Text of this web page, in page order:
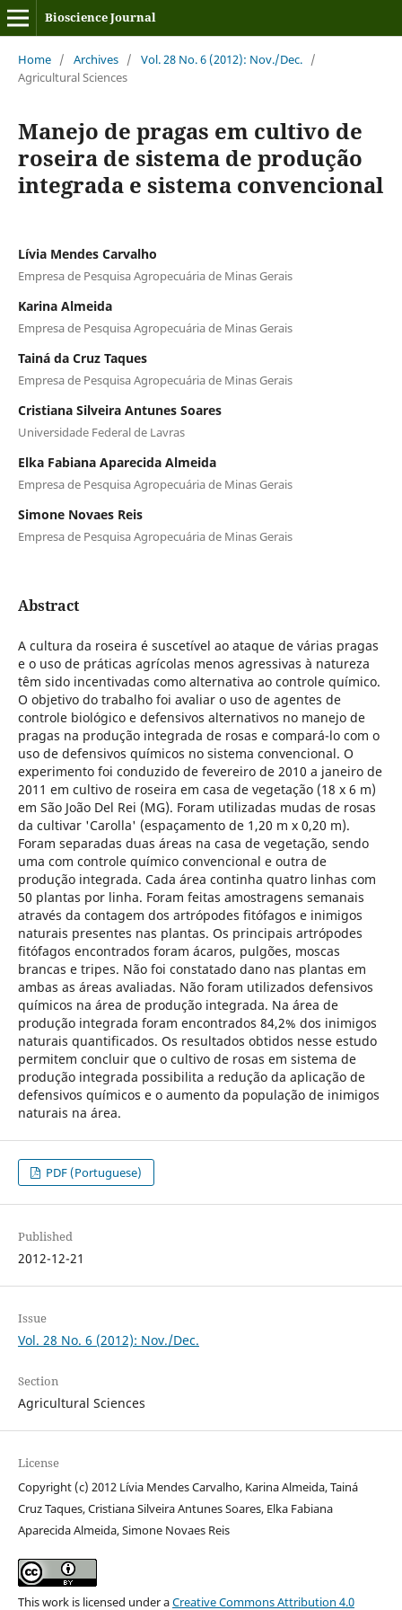
Bioscience Journal
Home / Archives / Vol. 28 No. 6 (2012): Nov./Dec. /
Agricultural Sciences
Manejo de pragas em cultivo de
roseira de sistema de produção
integrada e sistema convencional
Lívia Mendes Carvalho
Empresa de Pesquisa Agropecuária de Minas Gerais
Karina Almeida
Empresa de Pesquisa Agropecuária de Minas Gerais
Tainá da Cruz Taques
Empresa de Pesquisa Agropecuária de Minas Gerais
Cristiana Silveira Antunes Soares
Universidade Federal de Lavras
Elka Fabiana Aparecida Almeida
Empresa de Pesquisa Agropecuária de Minas Gerais
Simone Novaes Reis
Empresa de Pesquisa Agropecuária de Minas Gerais
Abstract
A cultura da roseira é suscetível ao ataque de várias pragas
e o uso de práticas agrícolas menos agressivas à natureza
têm sido incentivadas como alternativa ao controle químico.
O objetivo do trabalho foi avaliar o uso de agentes de
controle biológico e defensivos alternativos no manejo de
pragas na produção integrada de rosas e compará-lo com o
uso de defensivos químicos no sistema convencional. O
experimento foi conduzido de fevereiro de 2010 a janeiro de
2011 em cultivo de roseira em casa de vegetação (18 x 6 m)
em São João Del Rei (MG). Foram utilizadas mudas de rosas
da cultivar 'Carolla' (espaçamento de 1,20 m x 0,20 m).
Foram separadas duas áreas na casa de vegetação, sendo
uma com controle químico convencional e outra de
produção integrada. Cada área continha quatro linhas com
50 plantas por linha. Foram feitas amostragens semanais
através da contagem dos artrópodes fitófagos e inimigos
naturais presentes nas plantas. Os principais artrópodes
fitófagos encontrados foram ácaros, pulgões, moscas
brancas e tripes. Não foi constatado dano nas plantas em
ambas as áreas avaliadas. Não foram utilizados defensivos
químicos na área de produção integrada. Na área de
produção integrada foram encontrados 84,2% dos inimigos
naturais quantificados. Os resultados obtidos nesse estudo
permitem concluir que o cultivo de rosas em sistema de
produção integrada possibilita a redução da aplicação de
defensivos químicos e o aumento da população de inimigos
naturais na área.
PDF (Portuguese)
Published
2012-12-21
Issue
Vol. 28 No. 6 (2012): Nov./Dec.
Section
Agricultural Sciences
License
Copyright (c) 2012 Lívia Mendes Carvalho, Karina Almeida, Tainá
Cruz Taques, Cristiana Silveira Antunes Soares, Elka Fabiana
Aparecida Almeida, Simone Novaes Reis
This work is licensed under aCreative Commons Attribution 4.0